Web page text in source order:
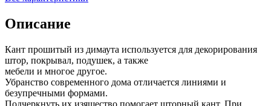
Описание
Кант прошитый из димаута используется для декорирования
штор, покрывал, подушек, а также
мебели и многое другое.
Убранство современного дома отличается линиями и
безупречными формами.